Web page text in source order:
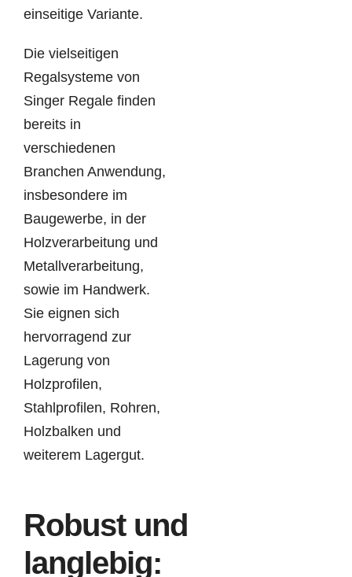
einseitige Variante.
Die vielseitigen
Regalsysteme von
Singer Regale finden
bereits in
verschiedenen
Branchen Anwendung,
insbesondere im
Baugewerbe, in der
Holzverarbeitung und
Metallverarbeitung,
sowie im Handwerk.
Sie eignen sich
hervorragend zur
Lagerung von
Holzprofilen,
Stahlprofilen, Rohren,
Holzbalken und
weiterem Lagergut.
Robust und
langlebig: